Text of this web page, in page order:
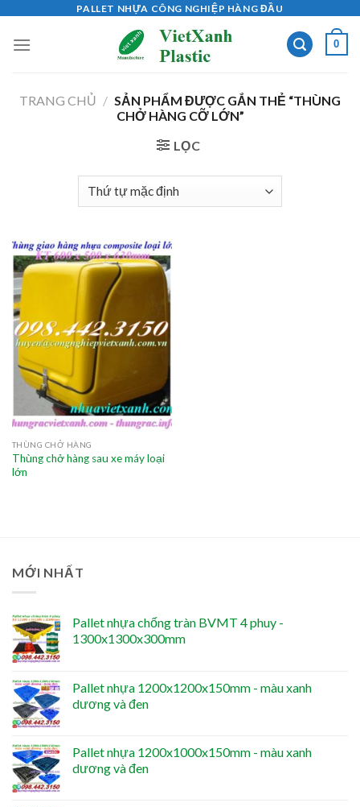
content
PALLET NHỰA CÔNG NGHIỆP HÀNG ĐẦU
0
TRANG CHỦ / SẢN PHẨM ĐƯỢC GẮN THẺ “THÙNG
CHỞ HÀNG CỠ LỚN”
LỌC
THÙNG CHỞ HÀNG
Thùng chở hàng sau xe máy loại
lớn
MỚI NHẤT
Pallet nhựa chống tràn BVMT 4 phuy -
1300x1300x300mm
Pallet nhựa 1200x1200x150mm - màu xanh
dương và đen
Pallet nhựa 1200x1000x150mm - màu xanh
dương và đen